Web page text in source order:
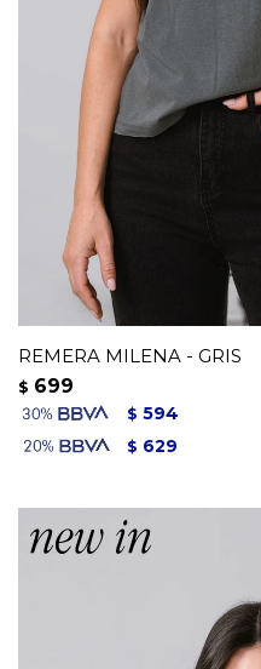
REMERA MILENA - GRIS
$ 699
$ 594
$ 629